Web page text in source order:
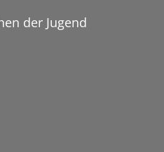
der Jugend